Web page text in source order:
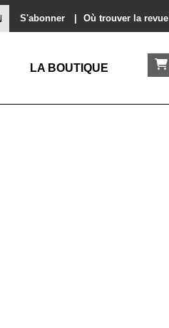
S'abonner Où trouver la revue
LA BOUTIQUE